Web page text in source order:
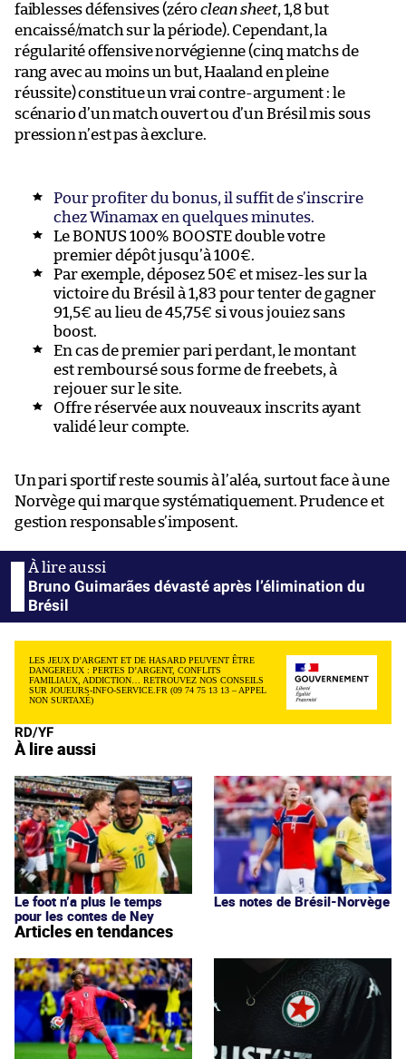
faiblesses défensives (zéro clean sheet, 1,8 but
encaissé/match sur la période). Cependant, la
régularité offensive norvégienne (cinq matchs de
rang avec au moins un but, Haaland en pleine
réussite) constitue un vrai contre-argument : le
scénario d’un match ouvert ou d’un Brésil mis sous
pression n’est pas à exclure.
Pour profiter du bonus, il suffit de s’inscrire
chez Winamax en quelques minutes.
Le BONUS 100% BOOSTE double votre
premier dépôt jusqu’à 100€.
Par exemple, déposez 50€ et misez-les sur la
victoire du Brésil à 1,83 pour tenter de gagner
91,5€ au lieu de 45,75€ si vous jouiez sans
boost.
En cas de premier pari perdant, le montant
est remboursé sous forme de freebets, à
rejouer sur le site.
Offre réservée aux nouveaux inscrits ayant
validé leur compte.
Un pari sportif reste soumis à l’aléa, surtout face à une
Norvège qui marque systématiquement. Prudence et
gestion responsable s’imposent.
Bruno Guimarães dévasté après l’élimination du
Brésil
LES JEUX D’ARGENT ET DE HASARD PEUVENT ÊTRE
DANGEREUX : PERTES D’ARGENT, CONFLITS
FAMILIAUX, ADDICTION… RETROUVEZ NOS CONSEILS
SUR JOUEURS-INFO-SERVICE.FR (09 74 75 13 13 – APPEL
NON SURTAXÉ)
RD/YF
À lire aussi
Le foot n’a plus le temps
pour les contes de Ney
Les notes de Brésil-Norvège
Articles en tendances